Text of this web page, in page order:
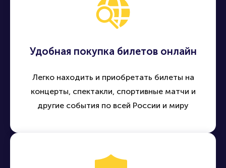
Удобная покупка билетов онлайн
Легко находить и приобретать билеты на
концерты, спектакли, спортивные матчи и
другие события по всей России и миру